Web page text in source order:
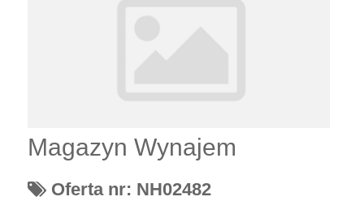
Magazyn Wynajem
Oferta nr: NH02482